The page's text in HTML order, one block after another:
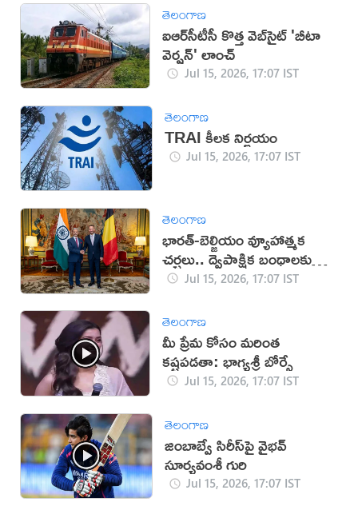
తెలంగాణ
ఐఆర్‌సీటీసీ కొత్త వెబ్‌సైట్ 'బీటా
వెర్షన్' లాంచ్
Jul 15, 2026, 17:07 IST
తెలంగాణ
TRAI కీలక నిర్ణయం
Jul 15, 2026, 17:07 IST
తెలంగాణ
భారత్-బెల్జియం వ్యూహాత్మక
చర్చలు.. ద్వైపాక్షిక బంధాలకు
కొత్త ఊపు
Jul 15, 2026, 17:07 IST
తెలంగాణ
మీ ప్రేమ కోసం మరింత
కష్టపడతా: భాగ్యశ్రీ బోర్సే
Jul 15, 2026, 17:07 IST
తెలంగాణ
జింబాబ్వే సిరీస్‌పై వైభవ్
సూర్యవంశీ గురి
Jul 15, 2026, 17:07 IST